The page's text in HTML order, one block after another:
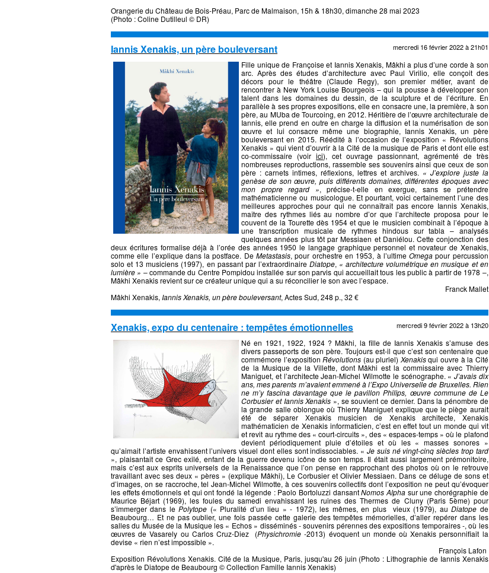
Orangerie du Château de Bois-Préau, Parc de Malmaison, 15h & 18h30, dimanche 28 mai 2023
(Photo : Coline Dutilleul © DR)
Iannis Xenakis, un père bouleversant mercredi 16 février 2022 à 21h01
Fille unique de Françoise et Iannis Xenakis, Mâkhi a plus d’une corde à son
arc. Après des études d’architecture avec Paul Virilio, elle conçoit des
décors pour le théâtre (Claude Regy), son premier métier, avant de
rencontrer à New York Louise Bourgeois – qui la pousse à développer son
talent dans les domaines du dessin, de la sculpture et de l’écriture. En
parallèle à ses propres expositions, elle en consacre une, la première, à son
père, au MUba de Tourcoing, en 2012. Héritière de l’œuvre architecturale de
Iannis, elle prend en outre en charge la diffusion et la numérisation de son
œuvre et lui consacre même une biographie, Iannis Xenakis, un père
bouleversant en 2015. Réédité à l’occasion de l’exposition « Révolutions
Xenakis » qui vient d’ouvrir à la Cité de la musique de Paris et dont elle est
co-commissaire (voirici), cet ouvrage passionnant, agrémenté de très
nombreuses reproductions, rassemble ses souvenirs ainsi que ceux de son
père : carnets intimes, réflexions, lettres et archives. « J’explore juste la
genèse de son œuvre, puis différents domaines, différentes époques avec
mon propre regard », précise-t-elle en exergue, sans se prétendre
mathématicienne ou musicologue. Et pourtant, voici certainement l’une des
meilleures approches pour qui ne connaîtrait pas encore Iannis Xenakis,
maître des rythmes liés au nombre d’or que l’architecte proposa pour le
couvent de la Tourette dès 1954 et que le musicien combinait à l’époque à
une transcription musicale de rythmes hindous sur tabla – analysés
quelques années plus tôt par Messiaen et Daniélou. Cette conjonction des
deux écritures formalise déjà à l’orée des années 1950 le langage graphique personnel et novateur de Xenakis,
comme elle l’explique dans la postface. DeMetastasis, pour orchestre en 1953, à l’ultimeOmega pour percussion
solo et 13 musiciens (1997), en passant par l’extraordinaire Diatope, « architecture volumétrique en musique et en
lumière » – commande du Centre Pompidou installée sur son parvis qui accueillait tous les public à partir de 1978 –,
Mâkhi Xenakis revient sur ce créateur unique qui a su réconcilier le son avec l’espace.
Franck Mallet
Mâkhi Xenakis, Iannis Xenakis, un père bouleversant, Actes Sud, 248 p., 32 €
Xenakis, expo du centenaire : tempêtes émotionnelles mercredi 9 février 2022 à 13h20
Né en 1921, 1922, 1924 ? Mâkhi, la fille de Iannis Xenakis s’amuse des
divers passeports de son père. Toujours est-il que c’est son centenaire que
commémore l’expositionRévolutions (au pluriel) Xenakisqui ouvre à la Cité
de la Musique de la Villette, dont Mâkhi est la commissaire avec Thierry
Maniguet, et l’architecte Jean-Michel Wilmotte le scénographe. « J’avais dix
ans, mes parents m’avaient emmené à l’Expo Universelle de Bruxelles. Rien
ne m’y fascina davantage que le pavillon Philips, œuvre commune de Le
Corbusier et Iannis Xenakis », se souvient ce dernier. Dans la pénombre de
la grande salle oblongue où Thierry Maniguet explique que le piège aurait
été de séparer Xenakis musicien de Xenakis architecte, Xenakis
mathématicien de Xenakis informaticien, c’est en effet tout un monde qui vit
et revit au rythme des « court-circuits », des « espaces-temps » où le plafond
devient périodiquement pluie d’étoiles et où les « masses sonores »
qu’aimait l’artiste envahissent l’univers visuel dont elles sont indissociables. « Je suis né vingt-cinq siècles trop tard
», plaisantait ce Grec exilé, enfant de la guerre devenu icône de son temps. Il était aussi largement prémonitoire,
mais c’est aux esprits universels de la Renaissance que l’on pense en rapprochant des photos où on le retrouve
travaillant avec ses deux « pères » (explique Mâkhi), Le Corbusier et Olivier Messiaen. Dans ce déluge de sons et
d’images, on se raccroche, tel Jean-Michel Wilmotte, à ces souvenirs collectifs dont l’exposition ne peut qu’évoquer
les effets émotionnels et qui ont fondé la légende : Paolo Bortoluzzi dansantNomos Alpha sur une chorégraphie de
Maurice Béjart (1969), les foules du samedi envahissant les ruines des Thermes de Cluny (Paris 5ème) pour
s’immerger dans lePolytope (« Pluralité d’un lieu » - 1972), les mêmes, en plus vieux (1979), auDiatope de
Beaubourg… Et ne pas oublier, une fois passée cette galerie des tempêtes mémorielles, d’aller repérer dans les
salles du Musée de la Musique les « Echos » disséminés - souvenirs pérennes des expositions temporaires -, où les
œuvres de Vasarely ou Carlos Cruz-Diez (Physichromie -2013) évoquent un monde où Xenakis personnifiait la
devise « rien n’est impossible ».
François Lafon
Exposition Révolutions Xenakis. Cité de la Musique, Paris, jusqu'au 26 juin (Photo : Lithographie de Iannis Xenakis
d'après le Diatope de Beaubourg © Collection Famille Iannis Xenakis)